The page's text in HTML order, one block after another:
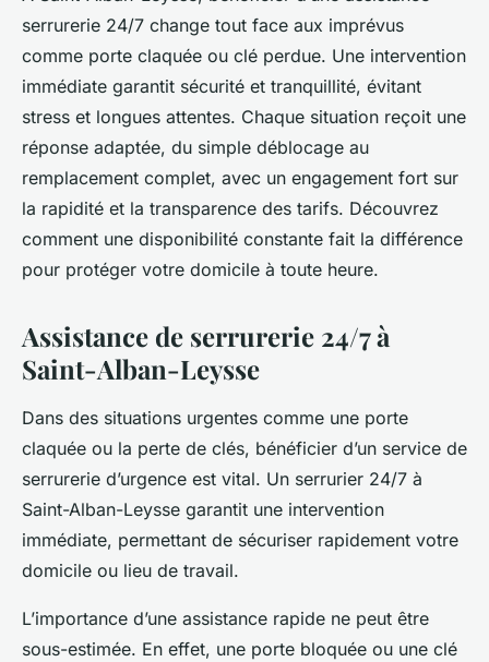
serrurerie 24/7 change tout face aux imprévus
comme porte claquée ou clé perdue. Une intervention
immédiate garantit sécurité et tranquillité, évitant
stress et longues attentes. Chaque situation reçoit une
réponse adaptée, du simple déblocage au
remplacement complet, avec un engagement fort sur
la rapidité et la transparence des tarifs. Découvrez
comment une disponibilité constante fait la différence
pour protéger votre domicile à toute heure.
Assistance de serrurerie 24/7 à
Saint-Alban-Leysse
Dans des situations urgentes comme une porte
claquée ou la perte de clés, bénéficier d’un service de
serrurerie d’urgence est vital. Un serrurier 24/7 à
Saint-Alban-Leysse garantit une intervention
immédiate, permettant de sécuriser rapidement votre
domicile ou lieu de travail.
L’importance d’une assistance rapide ne peut être
sous-estimée. En effet, une porte bloquée ou une clé